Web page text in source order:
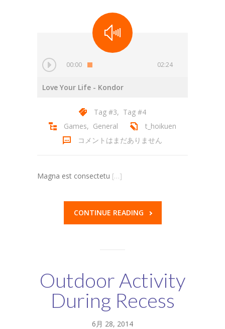
00:00 02:24
Love Your Life - Kondor
Tag #3, Tag #4
Games, General
t_hoikuen
コメントはまだありません
Magna est consectetu […]
CONTINUE READING
Outdoor Activity
During Recess
6月 28, 2014